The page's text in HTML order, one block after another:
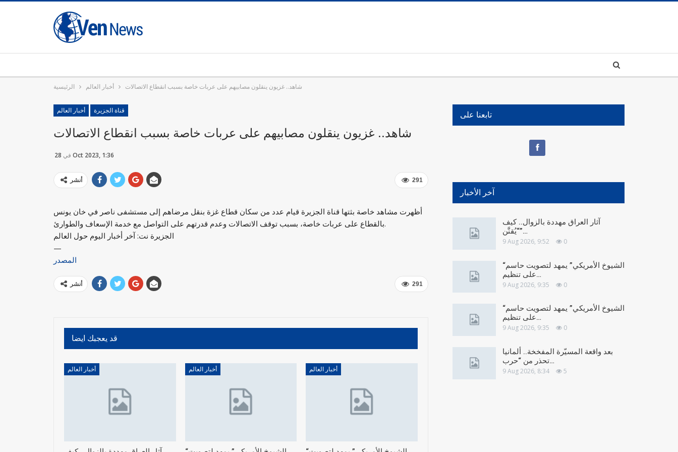
الرئيسية أخبار العالم شاهد.. غزيون ينقلون مصابيهم على عربات خاصة بسبب انقطاع الاتصالات
أخبار العالم قناة الجزيرة
شاهد.. غزيون ينقلون مصابيهم على عربات خاصة بسبب انقطاع الاتصالات
في 28 Oct 2023, 1:36
291 أنشر
أظهرت مشاهد خاصة بثتها قناة الجزيرة قيام عدد من سكان قطاع غزة بنقل مرضاهم إلى مستشفى ناصر في خان يونس
بالقطاع على عربات خاصة، بسبب توقف الاتصالات وعدم قدرتهم على التواصل مع خدمة الإسعاف والطوارئ.
الجزيرة نت: آخر أخبار اليوم حول العالم
—
المصدر
291 أنشر
قد يعجبك ايضا
أخبار العالم أخبار العالم أخبار العالم
تابعنا على
آخر الأخبار
آثار العراق مهددة بالزوال.. كيف
“يُقنَّن”…
9 Aug 2026, 9:52 0
“الشيوخ الأمريكي” يمهد لتصويت حاسم
على تنظيم…
9 Aug 2026, 9:35 0
“الشيوخ الأمريكي” يمهد لتصويت حاسم
على تنظيم…
9 Aug 2026, 9:35 0
بعد واقعة المسيّرة المفخخة.. ألمانيا
تحذر من “حرب…
9 Aug 2026, 8:34 5